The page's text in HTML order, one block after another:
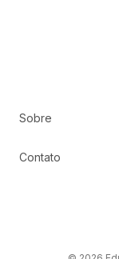
Sobre
Contato